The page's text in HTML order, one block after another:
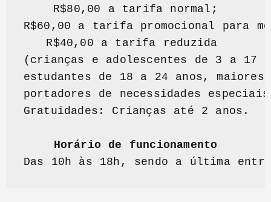
R$80,00 a tarifa normal;
R$60,00 a tarifa promocional para
R$40,00 a tarifa reduzida
(crianças e adolescentes de 3 a 17
estudantes de 18 a 24 anos,
portadores de necessidades
Gratuidades: Crianças até 2 anos.
Horário de funcionamento
Das 10h às 18h, sendo a última